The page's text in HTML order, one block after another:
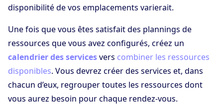
disponibilité de vos emplacements varierait.
Une fois que vous êtes satisfait des plannings de
ressources que vous avez configurés, créez un
calendrier des servicesvers combiner les ressources
disponibles. Vous devrez créer des services et, dans
chacun d’eux, regrouper toutes les ressources dont
vous aurez besoin pour chaque rendez-vous.